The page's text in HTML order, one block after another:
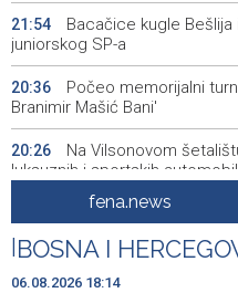
21:54
Bacačice kugle
juniorskog SP-a
20:36
Počeo memorijalni
Branimir Mašić Bani'
20:26
Na Vilsonovom
luksuznih i sportskih
Announcement of
19:55
Drugi Festival bakri
Livna
fena.news
BOSNA I
06.08.2026 18:14